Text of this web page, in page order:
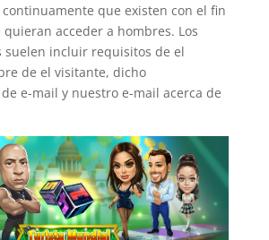
que existen con el fin
acceder a hombres. Los
suelen incluir requisitos de el
de el visitante, dicho
e-mail y nuestro e-mail acerca de